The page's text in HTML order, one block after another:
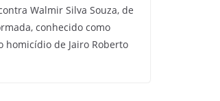
Walmir Silva Souza, de
conhecido como
homicídio de Jairo Roberto